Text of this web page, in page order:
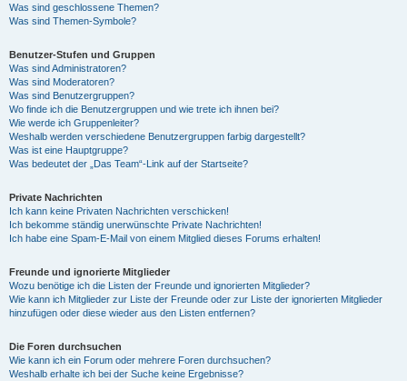
Was sind geschlossene Themen?
Was sind Themen-Symbole?
Benutzer-Stufen und Gruppen
Was sind Administratoren?
Was sind Moderatoren?
Was sind Benutzergruppen?
Wo finde ich die Benutzergruppen und wie trete ich ihnen bei?
Wie werde ich Gruppenleiter?
Weshalb werden verschiedene Benutzergruppen farbig dargestellt?
Was ist eine Hauptgruppe?
Was bedeutet der „Das Team“-Link auf der Startseite?
Private Nachrichten
Ich kann keine Privaten Nachrichten verschicken!
Ich bekomme ständig unerwünschte Private Nachrichten!
Ich habe eine Spam-E-Mail von einem Mitglied dieses Forums erhalten!
Freunde und ignorierte Mitglieder
Wozu benötige ich die Listen der Freunde und ignorierten Mitglieder?
Wie kann ich Mitglieder zur Liste der Freunde oder zur Liste der ignorierten Mitglieder
hinzufügen oder diese wieder aus den Listen entfernen?
Die Foren durchsuchen
Wie kann ich ein Forum oder mehrere Foren durchsuchen?
Weshalb erhalte ich bei der Suche keine Ergebnisse?